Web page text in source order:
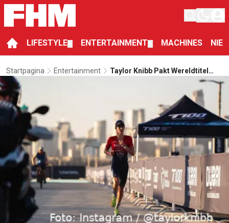
LIFESTYLE ENTERTAINMENT MACHINES
Startpagina Entertainment
Taylor Knibb Pakt Wereldtitel
Triathlon: "Kun Je M'n Kont Niet